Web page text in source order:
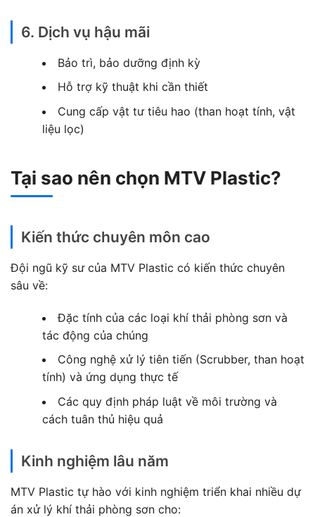
6. Dịch vụ hậu mãi
Bảo trì, bảo dưỡng định kỳ
Hỗ trợ kỹ thuật khi cần thiết
Cung cấp vật tư tiêu hao (than hoạt tính, vật
liệu lọc)
Tại sao nên chọn MTV Plastic?
Kiến thức chuyên môn cao
Đội ngũ kỹ sư của MTV Plastic có kiến thức chuyên
sâu về:
Đặc tính của các loại khí thải phòng sơn và
tác động của chúng
Công nghệ xử lý tiên tiến (Scrubber, than hoạt
tính) và ứng dụng thực tế
Các quy định pháp luật về môi trường và
cách tuân thủ hiệu quả
Kinh nghiệm lâu năm
MTV Plastic tự hào với kinh nghiệm triển khai nhiều dự
án xử lý khí thải phòng sơn cho: